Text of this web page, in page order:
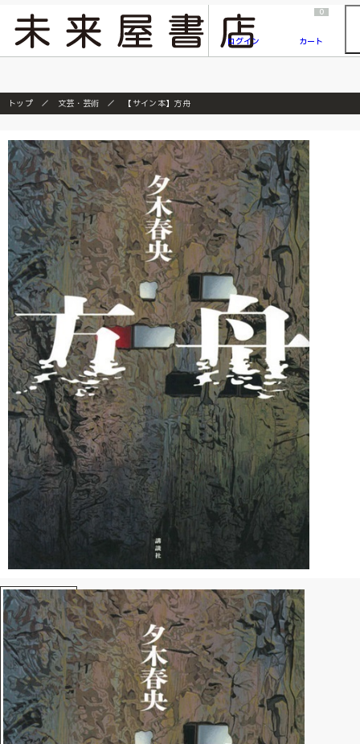
『ONE PIECE magazine 021 ONE PIECEカード付き同梱版』発売延期のご案内
ログイン
0
カート
トップ 文芸・芸術 【サイン本】方舟